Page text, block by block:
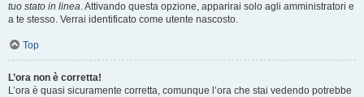
tuo stato in linea. Attivando questa opzione, apparirai solo agli amministratori e
a te stesso. Verrai identificato come utente nascosto.
Top
L’ora non è corretta!
L’ora è quasi sicuramente corretta, comunque l’ora che stai vedendo potrebbe